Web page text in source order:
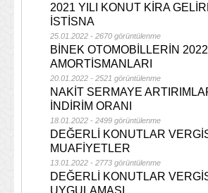
2021 YILI KONUT KİRA
İSTİSNA
25.01.2022 - 2670 görüntülenme
BİNEK OTOMOBİLLERİN
AMORTİSMANLARI
20.01.2022 - 2521 görüntülenme
NAKİT SERMAYE
İNDİRİM ORANI
18.01.2022 - 2499 görüntülenme
DEĞERLİ KONUTLAR
MUAFİYETLER
13.01.2022 - 2773 görüntülenme
DEĞERLİ KONUTLAR